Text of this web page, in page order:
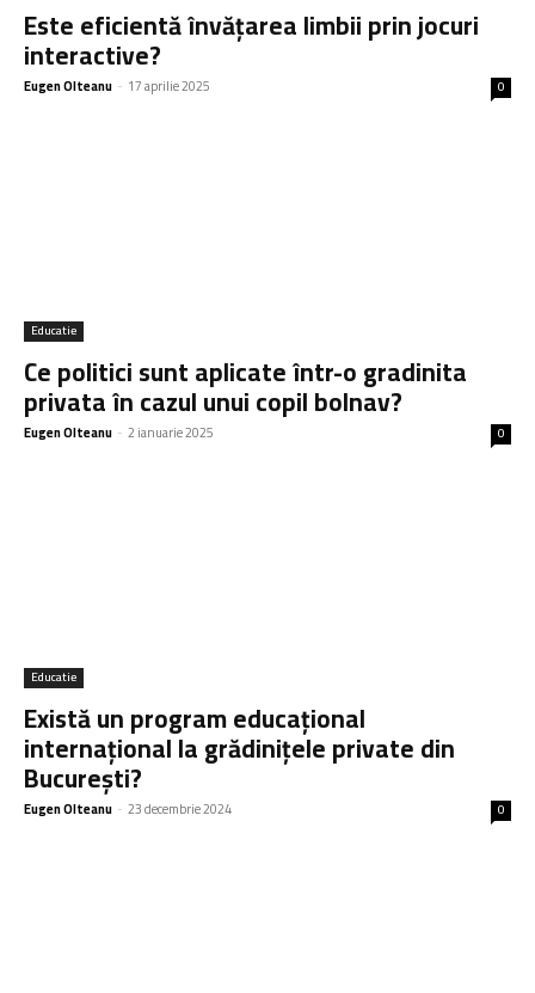
Este eficientă învățarea limbii prin jocuri
interactive?
Eugen Olteanu - 17 aprilie 2025 0
Educatie
Ce politici sunt aplicate într-o gradinita
privata în cazul unui copil bolnav?
Eugen Olteanu - 2 ianuarie 2025 0
Educatie
Există un program educațional
internațional la grădinițele private din
București?
Eugen Olteanu - 23 decembrie 2024 0